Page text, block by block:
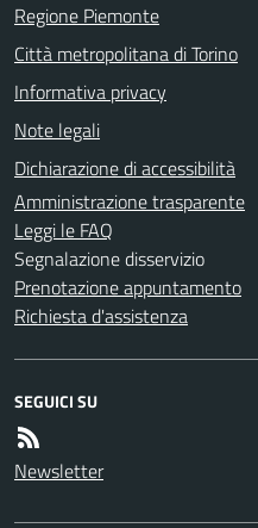
Regione Piemonte
Città metropolitana di Torino
Informativa privacy
Note legali
Dichiarazione di accessibilità
Amministrazione trasparente
Leggi le FAQ
Segnalazione disservizio
Prenotazione appuntamento
Richiesta d'assistenza
SEGUICI SU
Newsletter